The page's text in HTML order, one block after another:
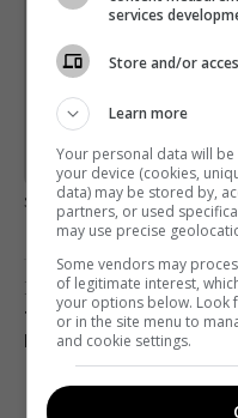
Пишемо з
Підпишіться ще раз,
Предоставлено
загрузка...
Попередня стаття
ТВОРЦІ INSTAGRAM
ЦУКЕРБЕРГА
services
Store and/or
Learn more
Your personal data will
your device (cookies,
data) may be stored by,
partners, or used
may use precise
Some vendors may
of legitimate interest,
your options below. Look
or in the site menu to
and cookie settings.